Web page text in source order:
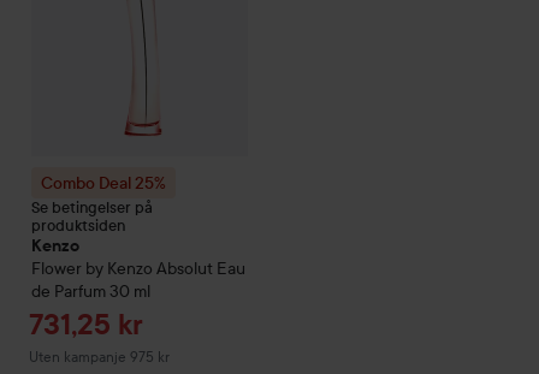
Combo Deal 25%
Se betingelser på
produktsiden
Kenzo
Flower by Kenzo Absolut Eau
de Parfum 30 ml
Tilbudspris
731,25 kr
Uten kampanje 975 kr